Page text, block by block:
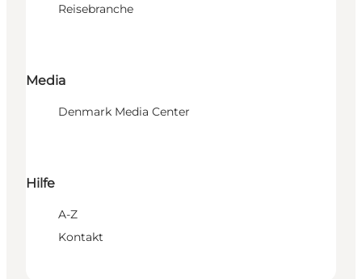
Reisebranche
Media
Denmark Media Center
Hilfe
A-Z
Kontakt